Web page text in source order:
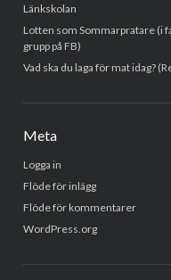
Länkskolan
Lotten som Sommarpratare (i
grupp på FB)
Vad ska du laga för mat idag?
Meta
Logga in
Flöde för inlägg
Flöde för kommentarer
WordPress.org